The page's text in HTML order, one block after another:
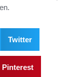
Twitter
Pinterest